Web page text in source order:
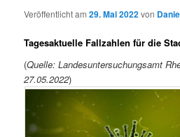
Veröffentlicht am29. Mai 2022von
Tagesaktuelle Fallzahlen für die
(Quelle: Landesuntersuchungsamt
27.05.2022)